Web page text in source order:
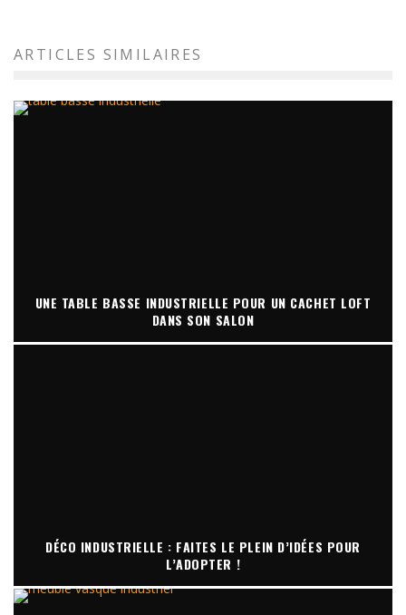
ARTICLES SIMILAIRES
UNE TABLE BASSE INDUSTRIELLE POUR UN CACHET LOFT
DANS SON SALON
DÉCO INDUSTRIELLE : FAITES LE PLEIN D’IDÉES POUR
L’ADOPTER !